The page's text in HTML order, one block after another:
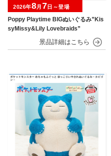
Poppy Playtime BIGぬいぐるみ”Kis
syMissy&Lily Lovebraids”
2026年8月 7日～登場